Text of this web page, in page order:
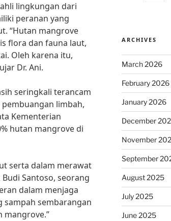
lingkungan dari
peranan yang
“Hutan mangrove
flora dan fauna laut,
Oleh karena itu,
Dr. Ani.
seringkali terancam
limbah,
Kementerian
hutan mangrove di
serta dalam merawat
Santoso, seorang
dalam menjaga
sembarangan
mangrove.”
ARCHIVES
March 2026
February 2026
January 2026
December
November
September
August 2025
July 2025
June 2025